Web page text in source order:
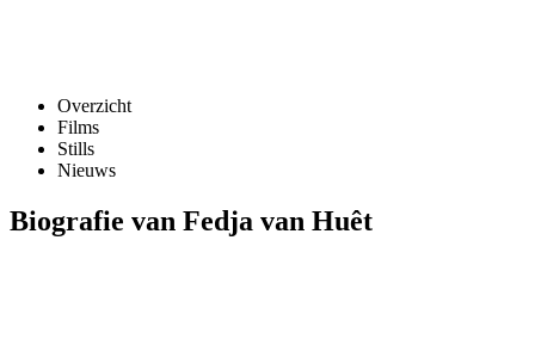
Overzicht
Films
Stills
Nieuws
Biografie van Fedja van Huêt